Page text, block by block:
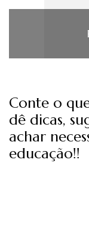
Conte o
dê dicas,
achar
educação!!